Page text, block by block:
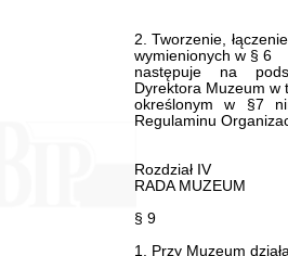
2. Tworzenie,
wymienionych w § 6
następuje na
Dyrektora Muzeum w
określonym w §7
Regulaminu
Rozdział IV
RADA MUZEUM
§ 9
1. Przy Muzeum